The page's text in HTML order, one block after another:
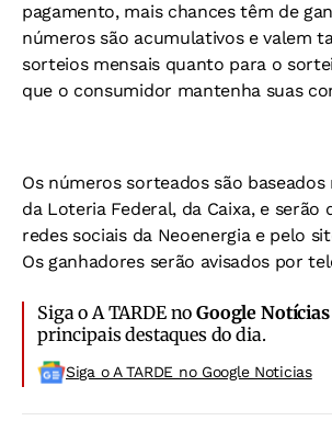
pagamento, mais chances têm de
números são acumulativos e valem
sorteios mensais quanto para o
que o consumidor mantenha suas
Os números sorteados são
da Loteria Federal, da Caixa, e serão
redes sociais da Neoenergia e pelo
Os ganhadores serão avisados por
Siga o A TARDE noGoogle Notícias
principais destaques do dia.
Siga o A TARDE no Google Noticias